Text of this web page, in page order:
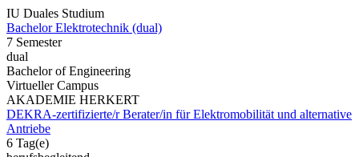
IU Duales Studium
Bachelor Elektrotechnik (dual)
7 Semester
dual
Bachelor of Engineering
Virtueller Campus
AKADEMIE HERKERT
DEKRA-zertifizierte/r Berater/in für Elektromobilität und alternative
Antriebe
6 Tag(e)